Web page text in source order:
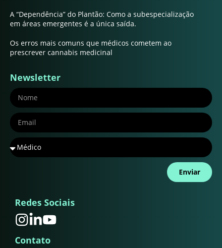
A “Dependência” do Plantão: Como a subespecialização
em áreas emergentes é a única saída.
Os erros mais comuns que médicos cometem ao
prescrever cannabis medicinal
Newsletter
Enviar
Redes Sociais
Contato